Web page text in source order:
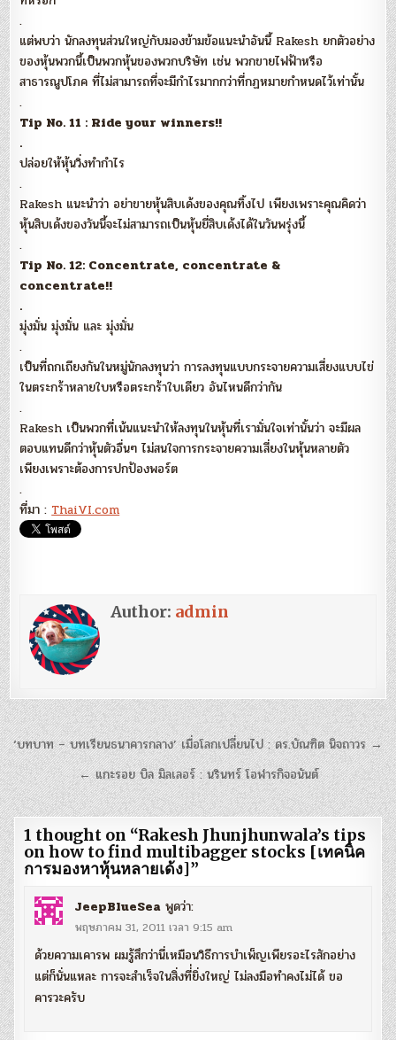
.
แต่พบว่า นักลงทุนส่วนใหญ่กับมองข้ามข้อแนะนำอันนี้ Rakesh ยกตัวอย่าง
ของหุ้นพวกนี้เป็นพวกหุ้นของพวกบริษัท เช่น พวกขายไฟฟ้าหรือ
สาธารณูปโภค ที่ไม่สามารถที่จะมีกำไรมากกว่าที่กฏหมายกำหนดไว้เท่านั้น
.
Tip No. 11 : Ride your winners!!
.
ปล่อยให้หุ้นวิ่งทำกำไร
.
Rakesh แนะนำว่า อย่าขายหุ้นสิบเด้งของคุณทิ้งไป เพียงเพราะคุณคิดว่า
หุ้นสิบเด้งของวันนี้จะไม่สามารถเป็นหุ้นยี่สิบเด้งได้ในวันพรุ่งนี้
.
Tip No. 12: Concentrate, concentrate &
concentrate!!
.
มุ่งมั่น มุ่งมั่น และ มุ่งมั่น
.
เป็นที่ถกเถียงกันในหมู่นักลงทุนว่า การลงทุนแบบกระจายความเสี่ยงแบบไข่
ในตระกร้าหลายใบหรือตระกร้าใบเดียว อันไหนดีกว่ากัน
.
Rakesh เป็นพวกที่เน้นแนะนำให้ลงทุนในหุ้นที่เรามั่นใจเท่านั้นว่า จะมีผล
ตอบแทนดีกว่าหุ้นตัวอื่นๆ ไม่สนใจการกระจายความเสี่ยงในหุ้นหลายตัว
เพียงเพราะต้องการปกป้องพอร์ต
.
ที่มา : ThaiVI.com
Author: admin
แนะแนว
เรื่อง
‘บทบาท – บทเรียนธนาคารกลาง’ เมื่อโลกเปลี่ยนไป : ดร.บัณฑิต นิจถาวร →
← แกะรอย บิล มิลเลอร์ : นรินทร์ โอฬารกิจอนันต์
1 thought on “Rakesh Jhunjhunwala’s tips
on how to find multibagger stocks [เทคนิค
การมองหาหุ้นหลายเด้ง]”
JeepBlueSea พูดว่า:
พฤษภาคม 31, 2011 เวลา 9:15 am
ด้วยความเคารพ ผมรู้สึกว่านี่เหมือนวิธีการบำเพ็ญเพียรอะไรสักอย่าง
แต่ก็นั่นแหละ การจะสำเร็จในสิ่งที่่ยิ่งใหญ่ ไม่ลงมือทำคงไม่ได้ ขอ
คารวะครับ